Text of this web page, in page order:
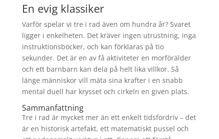
En evig klassiker
Varför spelar vi tre i rad även om hundra år? Svaret
ligger i enkelheten. Det kräver ingen utrustning, inga
instruktionsböcker, och kan förklaras på tio
sekunder. Det är en av få aktiviteter en morförälder
och ett barnbarn kan dela på helt lika villkor. Så
länge människor vill mäta sina krafter i en snabb
mental duell har krysset och cirkeln en given plats.
Sammanfattning
Tre i rad är mycket mer än ett enkelt tidsfördriv – det
är en historisk artefakt, ett matematiskt pussel och